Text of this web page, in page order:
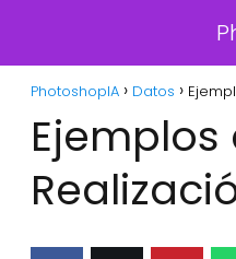
PhotoshopIA Datos